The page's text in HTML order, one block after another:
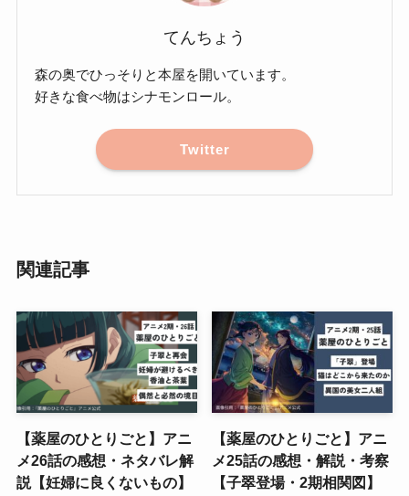
てんちょう
森の奥でひっそりと本屋を開いています。
好きな食べ物はシナモンロール。
Twitter
関連記事
【薬屋のひとりごと】アニ
メ26話の感想・ネタバレ解
説【妊婦に良くないもの】
【薬屋のひとりごと】アニ
メ25話の感想・解説・考察
【子翠登場・2期相関図】